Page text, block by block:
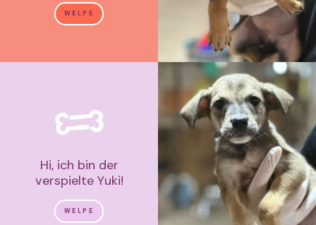
WELPE
Hi, ich bin der
verspielte Yuki!
WELPE